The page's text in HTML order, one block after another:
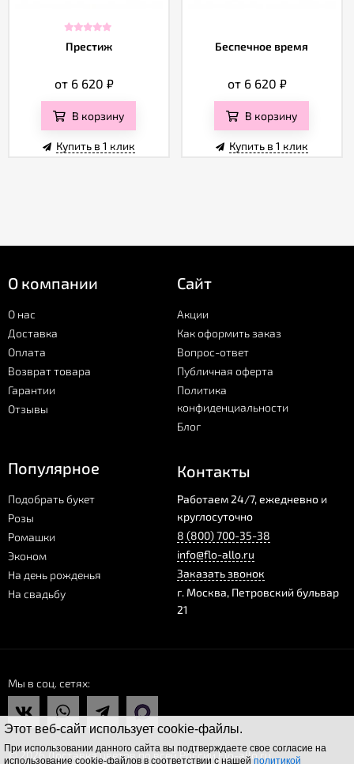
Этот веб-сайт использует cookie-файлы.
При использовании данного сайта вы подтверждаете свое согласие на
использование cookie-файлов в соответствии с нашей политикой
Престиж
от 6 620 ₽
В корзину
Купить в 1 клик
Беспечное время
от 6 620 ₽
В корзину
Купить в 1 клик
О компании
О нас
Доставка
Оплата
Возврат товара
Гарантии
Отзывы
Сайт
Акции
Как оформить заказ
Вопрос-ответ
Публичная оферта
Политика
конфиденциальности
Блог
Популярное
Подобрать букет
Розы
Ромашки
Эконом
На день рожденья
На свадьбу
Контакты
Работаем 24/7, ежедневно и
круглосуточно
8 (800) 700-35-38
info@flo-allo.ru
Заказать звонок
г. Москва, Петровский бульвар
21
Мы в соц. сетях
© 2026 Доставка цветов по всей России Flo-allo.ru